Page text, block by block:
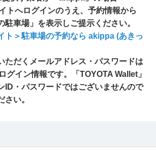
トへログインのうえ、予約情報から
駐車場」を表示しご提示ください。
ト＞駐車場の予約なら akippa (あきっ
ただくメールアドレス・パスワードは
グイン情報です。「TOYOTA Wallet」
ID・パスワードではございませんので
さい。